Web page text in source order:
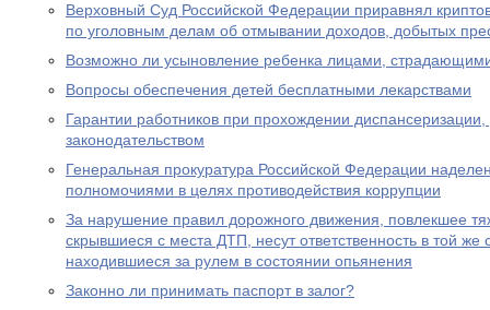
Верховный Суд Российской Федерации приравнял
по уголовным делам об отмывании доходов, добытых
Возможно ли усыновление ребенка лицами,
Вопросы обеспечения детей бесплатными лекарствами
Гарантии работников при прохождении
законодательством
Генеральная прокуратура Российской Федерации
полномочиями в целях противодействия коррупции
За нарушение правил дорожного движения, повлекшее
скрывшиеся с места ДТП, несут ответственность в той же
находившиеся за рулем в состоянии опьянения
Законно ли принимать паспорт в залог?